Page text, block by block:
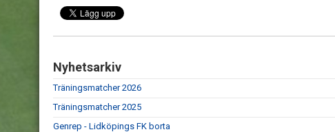
Nyhetsarkiv
Träningsmatcher 2026
Träningsmatcher 2025
Genrep - Lidköpings FK borta